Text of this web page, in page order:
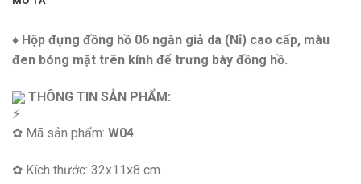
♦ Hộp đựng đồng hồ 06 ngăn giả da (Nỉ) cao cấp, màu
đen bóng mặt trên kính để trưng bày đồng hồ.
THÔNG TIN SẢN PHẨM:
✿ Mã sản phẩm: W04
✿ Kích thước: 32x11x8 cm.